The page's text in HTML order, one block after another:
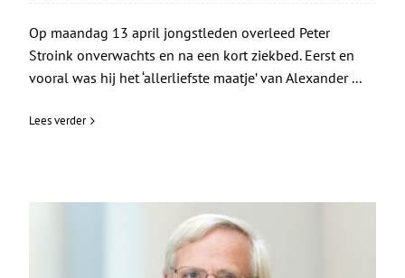
Op maandag 13 april jongstleden overleed Peter
Stroink onverwachts en na een kort ziekbed. Eerst en
vooral was hij het ‘allerliefste maatje’ van Alexander ...
Lees verder